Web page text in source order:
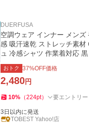
DUERFUSA
空調ウェア インナー メンズ
感 吸汗速乾 ストレッチ素材
ュ 冷感シャツ 作業着対応 黒
o
おトク 37%OFF価格
2,480円
10% （224pt） 要エントリー
3日以内に発送
TOBEST Yahoo!店